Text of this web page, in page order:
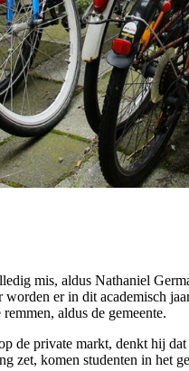
mis, aldus Nathaniel
er in dit academisch
aldus de gemeente.
de private markt, denkt hij
zet, komen studenten in het